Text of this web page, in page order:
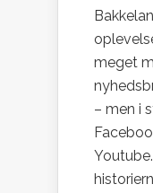
meget
– men i